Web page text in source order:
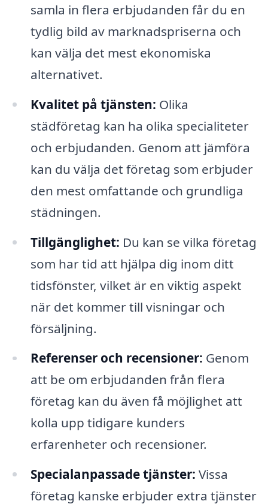
samla in flera erbjudanden får du en
tydlig bild av marknadspriserna och
kan välja det mest ekonomiska
alternativet.
Kvalitet på tjänsten: Olika
städföretag kan ha olika specialiteter
och erbjudanden. Genom att jämföra
kan du välja det företag som erbjuder
den mest omfattande och grundliga
städningen.
Tillgänglighet: Du kan se vilka företag
som har tid att hjälpa dig inom ditt
tidsfönster, vilket är en viktig aspekt
när det kommer till visningar och
försäljning.
Referenser och recensioner: Genom
att be om erbjudanden från flera
företag kan du även få möjlighet att
kolla upp tidigare kunders
erfarenheter och recensioner.
Specialanpassade tjänster: Vissa
företag kanske erbjuder extra tjänster